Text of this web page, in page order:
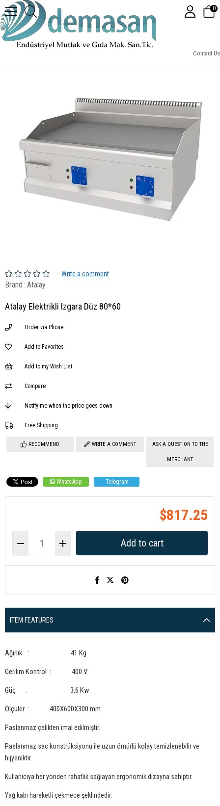
Contact Us
0
Atalay Elektrikli Izgara Düz 80*60
Write a comment
Brand : Atalay
Atalay Elektrikli Izgara Düz 80*60
Order via Phone
Add to Favorites
Add to my Wish List
Compare
Notify me when the price goes down
Free Shipping
RECOMMEND WRITE A COMMENT ASK A QUESTION TO THE
MERCHANT
WhatsApp Telegram
$817.25
ITEM FEATURES
Ağırlık : 41 Kg
Gerilim Kontrol : 400 V
Güç : 3,6 Kw
Ölçüler : 400X600X300 mm
Paslanmaz çelikten imal edilmiştir.
Paslanmaz sac konstrüksiyonu ile uzun ömürlü kolay temizlenebilir ve
hijyeniktir.
Kullanıcıya her yönden rahatlık sağlayan ergonomik dizayna sahiptir.
Yağ kabı hareketli çekmece şeklindedir.